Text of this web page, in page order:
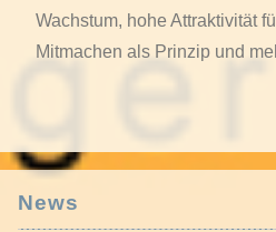
Wachstum, hohe Attraktivität
Mitmachen als Prinzip und
News